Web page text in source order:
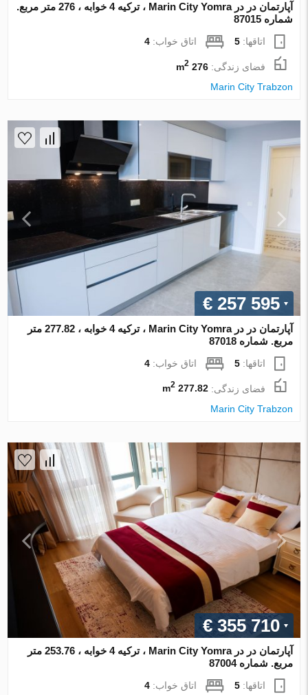
آپارتمان در در Marin City Yomra ، ترکیه 4 خوابه ، 276 متر مربع.
شماره 87015
اتاقها:5 اتاق خواب:4
فضای زندگی:276 m
2
Marin City Trabzon
€ 257 595
آپارتمان در در Marin City Yomra ، ترکیه 4 خوابه ، 277.82 متر
مربع. شماره 87018
اتاقها:5 اتاق خواب:4
فضای زندگی:277.82 m
2
Marin City Trabzon
€ 355 710
آپارتمان در در Marin City Yomra ، ترکیه 4 خوابه ، 253.76 متر
مربع. شماره 87004
اتاقها:5 اتاق خواب:4